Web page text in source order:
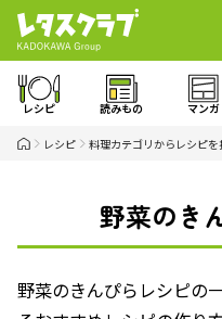
レシピ 読みもの マンガ
レシピ 料理カテゴリからレシピを
野菜のき
野菜のきんぴらレシピの